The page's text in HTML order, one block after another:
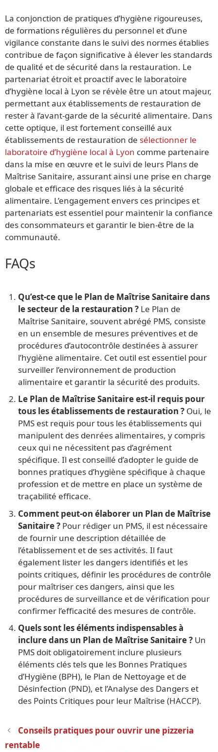
La conjonction de pratiques d’hygiène rigoureuses,
de formations régulières du personnel et d’une
vigilance constante dans le suivi des normes établies
contribue de façon significative à élever les standards
de qualité et de sécurité dans la restauration. Le
partenariat étroit et proactif avec le laboratoire
d’hygiène local à Lyon se révèle être un atout majeur,
permettant aux établissements de restauration de
rester à l’avant-garde de la sécurité alimentaire. Dans
cette optique, il est fortement conseillé aux
établissements de restauration de sélectionner le
laboratoire d’hygiène local à Lyon comme partenaire
dans la mise en œuvre et le suivi de leurs Plans de
Maîtrise Sanitaire, assurant ainsi une prise en charge
globale et efficace des risques liés à la sécurité
alimentaire. L’engagement envers ces principes et
partenariats est essentiel pour maintenir la confiance
des consommateurs et garantir le bien-être de la
communauté.
FAQs
Qu’est-ce que le Plan de Maîtrise Sanitaire dans
le secteur de la restauration ? Le Plan de
Maîtrise Sanitaire, souvent abrégé PMS, consiste
en un ensemble de mesures préventives et de
procédures d’autocontrôle destinées à assurer
l’hygiène alimentaire. Cet outil est essentiel pour
surveiller l’environnement de production
alimentaire et garantir la sécurité des produits.
Le Plan de Maîtrise Sanitaire est-il requis pour
tous les établissements de restauration ? Oui, le
PMS est requis pour tous les établissements qui
manipulent des denrées alimentaires, y compris
ceux qui ne nécessitent pas d’agrément
spécifique. Il est conseillé d’adopter le guide de
bonnes pratiques d’hygiène spécifique à chaque
profession et de mettre en place un système de
traçabilité efficace.
Comment peut-on élaborer un Plan de Maîtrise
Sanitaire ? Pour rédiger un PMS, il est nécessaire
de fournir une description détaillée de
l’établissement et de ses activités. Il faut
également lister les dangers identifiés et les
points critiques, définir les procédures de contrôle
pour maîtriser ces dangers, ainsi que les
procédures de surveillance et de vérification pour
confirmer l’efficacité des mesures de contrôle.
Quels sont les éléments indispensables à
inclure dans un Plan de Maîtrise Sanitaire ? Un
PMS doit obligatoirement inclure plusieurs
éléments clés tels que les Bonnes Pratiques
d’Hygiène (BPH), le Plan de Nettoyage et de
Désinfection (PND), et l’Analyse des Dangers et
des Points Critiques pour leur Maîtrise (HACCP).
Navigation
des
Conseils pratiques pour ouvrir une pizzeria
rentable